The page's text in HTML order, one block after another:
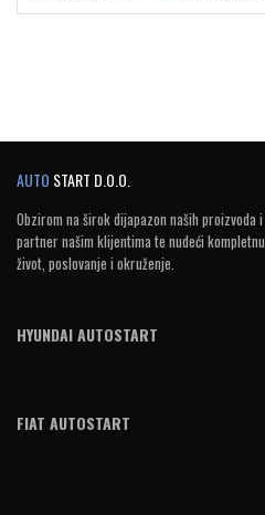
AUTO START D.O.O.
Obzirom na širok dijapazon naših proizvoda
partner našim klijentima te nudeći
život, poslovanje i okruženje.
HYUNDAI AUTOSTART
FIAT AUTOSTART